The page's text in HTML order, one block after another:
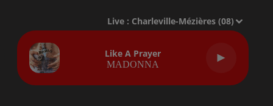
Live : Charleville-Mézières (08)
Like A Prayer
MADONNA